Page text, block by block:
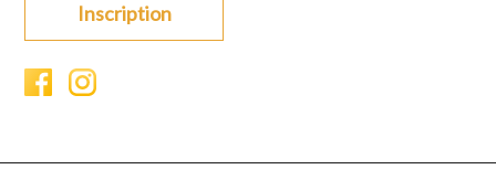
Inscription